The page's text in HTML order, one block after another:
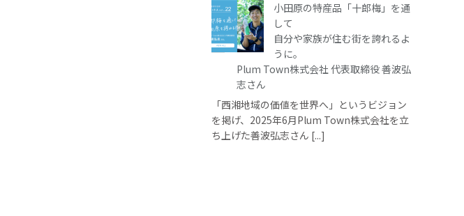
小田原の特産品「十郎梅」を通
して
自分や家族が住む街を誇れるよ
うに。
Plum Town株式会社 代表取締役 善波弘
志さん
「西湘地域の価値を世界へ」というビジョン
を掲げ、2025年6月Plum Town株式会社を立
ち上げた善波弘志さん [...]